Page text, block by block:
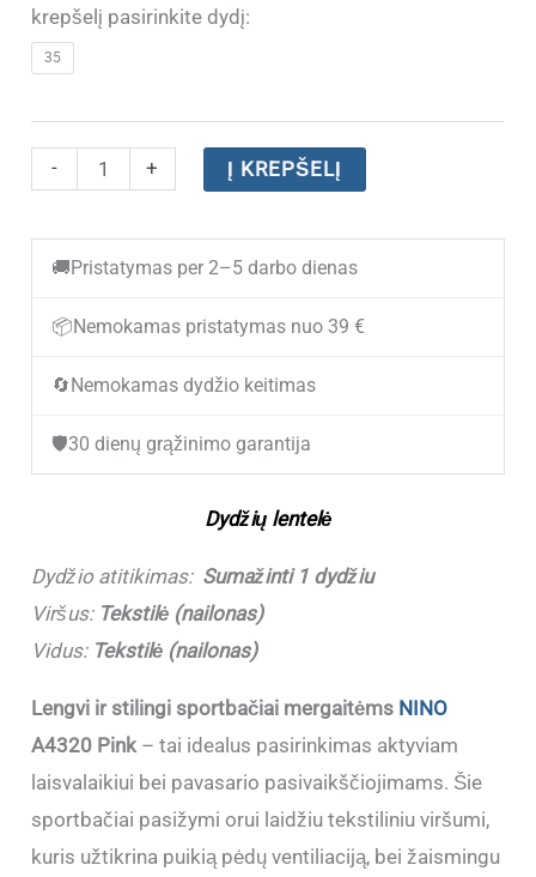
price
€ 32.40.
price
€ 18.60.
krepšelį pasirinkite dydį:
35
-
produkto
Sportbačiai
mergaitėms
NINO
Pink
dydžiu
!!!)
+ Į KREPŠELĮ
🚚Pristatymas per 2–5 darbo dienas
📦Nemokamas pristatymas nuo 39 €
🔄Nemokamas dydžio keitimas
🛡️30 dienų grąžinimo garantija
Dydžių lentelė
Dydžio atitikimas: Sumažinti 1 dydžiu
Viršus: Tekstilė (nailonas)
Vidus: Tekstilė (nailonas)
Lengvi ir stilingi sportbačiai mergaitėms NINO
A4320 Pink – tai idealus pasirinkimas aktyviam
laisvalaikiui bei pavasario pasivaikščiojimams. Šie
sportbačiai pasižymi orui laidžiu tekstiliniu viršumi,
kuris užtikrina puikią pėdų ventiliaciją, bei žaismingu